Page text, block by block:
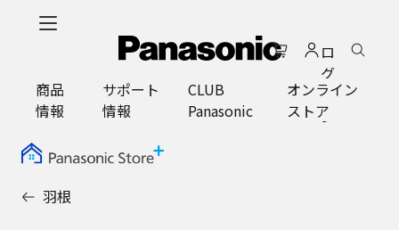
ロ
グ
イ
ン
商品
情報
サポート
情報
CLUB
Panasonic
オンライン
ストア
羽根